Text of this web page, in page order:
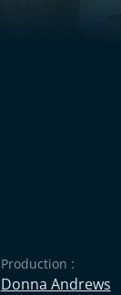
Production :
Donna Andrews